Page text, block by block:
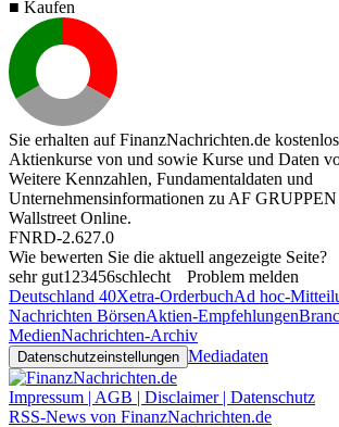
■ Kaufen
Sie erhalten auf FinanzNachrichten.de
Aktienkurse von und sowie Kurse und Daten
Weitere Kennzahlen, Fundamentaldaten und
Unternehmensinformationen zu AF
Wallstreet Online.
FNRD-2.627.0
Wie bewerten Sie die aktuell angezeigte Seite?
sehr gut1 23456schlecht
Problem melden
Deutschland 40Xetra-OrderbuchAd hoc-
Nachrichten BörsenAktien-Empfehlungen
MedienNachrichten-Archiv
Datenschutzeinstellungen Mediadaten
Impressum | AGB | Disclaimer | Datenschutz
RSS-News von FinanzNachrichten.de